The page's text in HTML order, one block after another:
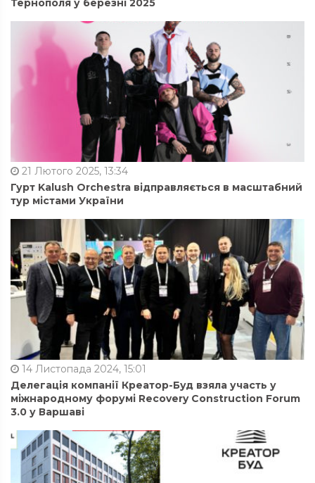
Тернополя у березні 2025
21 Лютого 2025, 13:34
Гурт Kalush Orchestra відправляється в масштабний
тур містами України
14 Листопада 2024, 15:01
Делегація компанії Креатор-Буд взяла участь у
міжнародному форумі Recovery Construction Forum
3.0 у Варшаві